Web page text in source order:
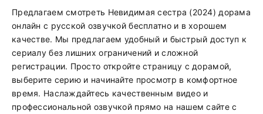
Предлагаем смотреть Невидимая сестра (2024) дорама
онлайн с русской озвучкой бесплатно и в хорошем
качестве. Мы предлагаем удобный и быстрый доступ к
сериалу без лишних ограничений и сложной
регистрации. Просто откройте страницу с дорамой,
выберите серию и начинайте просмотр в комфортное
время. Наслаждайтесь качественным видео и
профессиональной озвучкой прямо на нашем сайте с